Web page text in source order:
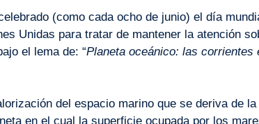
(como cada ocho de junio) el día
Unidas para tratar de mantener la atención
el lema de: “Planeta oceánico: las corrientes
del espacio marino que se deriva de
en el cual la superficie ocupada por los